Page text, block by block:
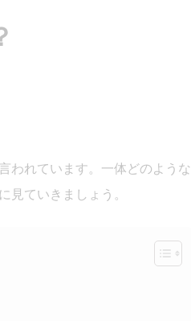
われています。一体どのような
見ていきましょう。